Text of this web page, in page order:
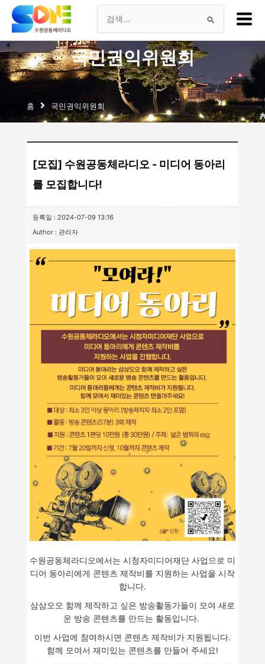
너
뛰
기
색
대
Menu
국민권익위원회
홈 국민권익위원회
[모집] 수원공동체라디오 - 미디어 동아리
를 모집합니다!
등록일 : 2024-07-09 13:16
Author : 관리자
수원공동체라디오에서는 시청자미디어재단 사업으로 미
디어 동아리에게 콘텐츠 제작비를 지원하는 사업을 시작
합니다.
삼삼오오 함께 제작하고 싶은 방송활동가들이 모여 새로
운 방송 콘텐츠를 만드는 활동입니다.
이번 사업에 참여하시면 콘텐츠 제작비가 지원됩니다.
함께 모여서 재미있는 콘텐츠를 만들어 주세요!